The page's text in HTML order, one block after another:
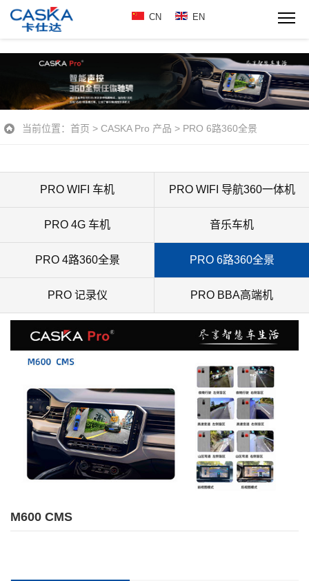
CN EN
当前位置： 首页 > CASKA Pro 产品 > PRO 6路360全景
PRO WIFI 车机 PRO WIFI 导航360一体机
PRO 4G 车机 音乐车机
PRO 4路360全景 PRO 6路360全景
PRO 记录仪 PRO BBA高端机
M600 CMS